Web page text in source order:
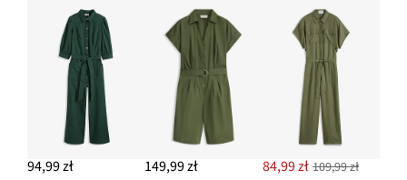
94,99 zł 149,99 zł 84,99 zł 109,99 zł